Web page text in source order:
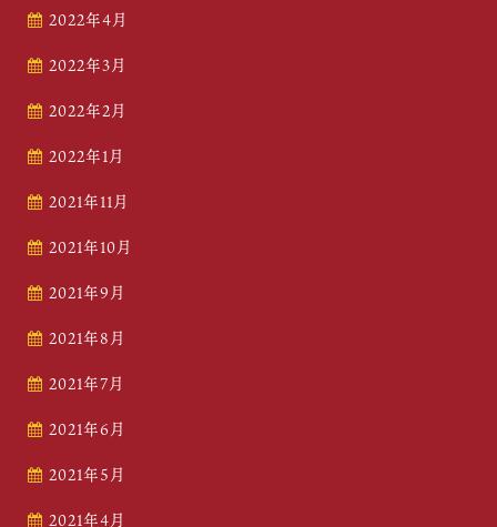
2022年4月
2022年3月
2022年2月
2022年1月
2021年11月
2021年10月
2021年9月
2021年8月
2021年7月
2021年6月
2021年5月
2021年4月